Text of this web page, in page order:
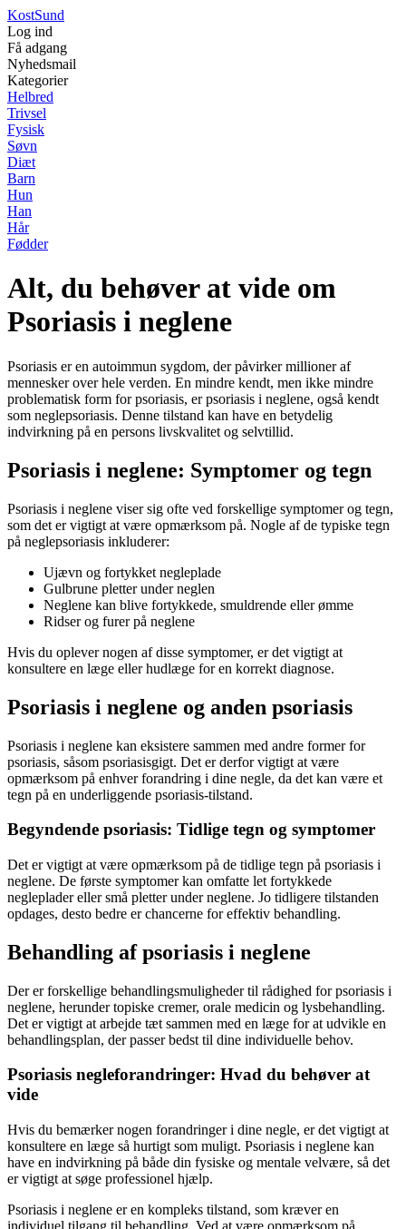
KostSund
Log ind
Få adgang
Nyhedsmail
Kategorier
Helbred
Trivsel
Fysisk
Søvn
Diæt
Barn
Hun
Han
Hår
Fødder
Alt, du behøver at vide om
Psoriasis i neglene
Psoriasis er en autoimmun sygdom, der påvirker millioner af
mennesker over hele verden. En mindre kendt, men ikke mindre
problematisk form for psoriasis, er psoriasis i neglene, også kendt
som neglepsoriasis. Denne tilstand kan have en betydelig
indvirkning på en persons livskvalitet og selvtillid.
Psoriasis i neglene: Symptomer og tegn
Psoriasis i neglene viser sig ofte ved forskellige symptomer og tegn,
som det er vigtigt at være opmærksom på. Nogle af de typiske tegn
på neglepsoriasis inkluderer:
Ujævn og fortykket negleplade
Gulbrune pletter under neglen
Neglene kan blive fortykkede, smuldrende eller ømme
Ridser og furer på neglene
Hvis du oplever nogen af disse symptomer, er det vigtigt at
konsultere en læge eller hudlæge for en korrekt diagnose.
Psoriasis i neglene og anden psoriasis
Psoriasis i neglene kan eksistere sammen med andre former for
psoriasis, såsom psoriasisgigt. Det er derfor vigtigt at være
opmærksom på enhver forandring i dine negle, da det kan være et
tegn på en underliggende psoriasis-tilstand.
Begyndende psoriasis: Tidlige tegn og symptomer
Det er vigtigt at være opmærksom på de tidlige tegn på psoriasis i
neglene. De første symptomer kan omfatte let fortykkede
negleplader eller små pletter under neglene. Jo tidligere tilstanden
opdages, desto bedre er chancerne for effektiv behandling.
Behandling af psoriasis i neglene
Der er forskellige behandlingsmuligheder til rådighed for psoriasis i
neglene, herunder topiske cremer, orale medicin og lysbehandling.
Det er vigtigt at arbejde tæt sammen med en læge for at udvikle en
behandlingsplan, der passer bedst til dine individuelle behov.
Psoriasis negleforandringer: Hvad du behøver at
vide
Hvis du bemærker nogen forandringer i dine negle, er det vigtigt at
konsultere en læge så hurtigt som muligt. Psoriasis i neglene kan
have en indvirkning på både din fysiske og mentale velvære, så det
er vigtigt at søge professionel hjælp.
Psoriasis i neglene er en kompleks tilstand, som kræver en